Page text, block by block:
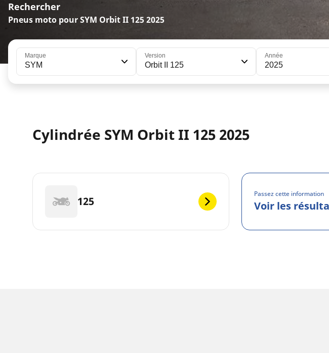
Rechercher
Pneus moto pour SYM Orbit II 125 2025
Marque
SYM
Version
Orbit II 125
Année
2025
Cylindrée SYM Orbit II 125 2025
125
Passez cette information
Voir les